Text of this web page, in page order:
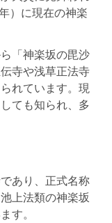
）に現在の神楽
「神楽坂の毘沙
寺や浅草正法寺
れています。現
ても知られ、多
あり、正式名称
上法類の神楽坂
す。